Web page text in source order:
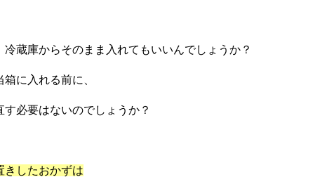
冷蔵庫からそのまま入れてもいいんでしょうか？
箱に入れる前に、
す必要はないのでしょうか？
きしたおかずは